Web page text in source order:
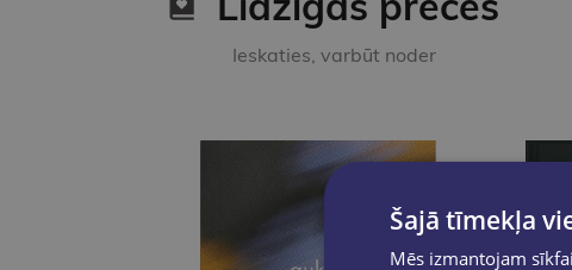
Ieskaties, varbūt noder
Šajā tīmekļa
Mēs izmantojam